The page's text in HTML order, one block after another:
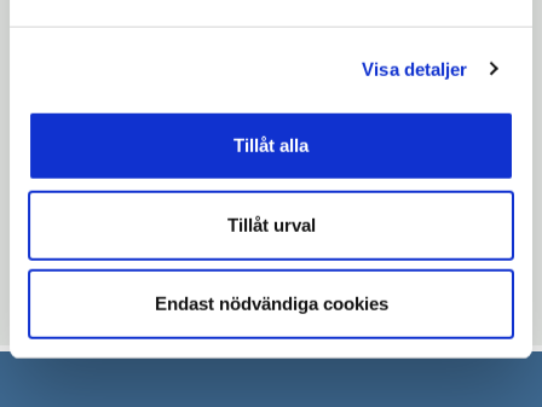
Visa detaljer
Tillåt alla
Tillåt urval
Endast nödvändiga cookies
151 39 Södertälje
pershagenskolan@skolasodertalje.se
thumb_down Nej